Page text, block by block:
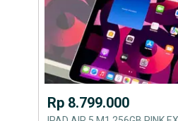
Rp 8.799.000